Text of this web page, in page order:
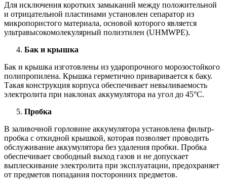
Для исключения коротких замыканий между положительной
и отрицательной пластинами установлен сепаратор из
микропористого материала, основой которого является
ультравысокомолекулярный полиэтилен (UHMWPE).
Бак и крышка
Бак и крышка изготовлены из ударопрочного морозостойкого
полипропилена. Крышка герметично приваривается к баку.
Такая конструкция корпуса обеспечивает невыливаемость
электролита при наклонах аккумулятора на угол до 45°С.
Пробка
В заливочной горловине аккумулятора установлена фильтр-
пробка с откидной крышкой, которая позволяет проводить
обслуживание аккумулятора без удаления пробки. Пробка
обеспечивает свободный выход газов и не допускает
выплескивание электролита при эксплуатации, предохраняет
от предметов попадания посторонних предметов.